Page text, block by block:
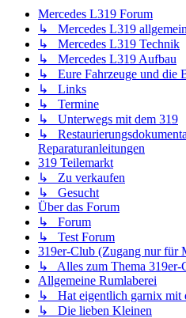
Mercedes L319 Forum
↳ Mercedes L319 allgemein
↳ Mercedes L319 Technik
↳ Mercedes L319 Aufbau
↳ Eure Fahrzeuge und die
↳ Links
↳ Termine
↳ Unterwegs mit dem 319
↳
Reparaturanleitungen
319 Teilemarkt
↳ Zu verkaufen
↳ Gesucht
Über das Forum
↳ Forum
↳ Test Forum
319er-Club (Zugang nur für
↳ Alles zum Thema 319er-
Allgemeine Rumlaberei
↳ Hat eigentlich garnix mit
↳ Die lieben Kleinen